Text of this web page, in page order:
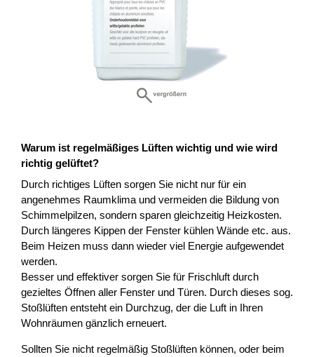
Warum ist regelmäßiges Lüften wichtig und wie wird
richtig gelüftet?
Durch richtiges Lüften sorgen Sie nicht nur für ein
angenehmes Raumklima und vermeiden die Bildung von
Schimmelpilzen, sondern sparen gleichzeitig Heizkosten.
Durch längeres Kippen der Fenster kühlen Wände etc. aus.
Beim Heizen muss dann wieder viel Energie aufgewendet
werden.
Besser und effektiver sorgen Sie für Frischluft durch
gezieltes Öffnen aller Fenster und Türen. Durch dieses sog.
Stoßlüften entsteht ein Durchzug, der die Luft in Ihren
Wohnräumen gänzlich erneuert.
Sollten Sie nicht regelmäßig Stoßlüften können, oder beim